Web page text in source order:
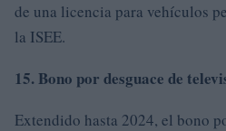
de una licencia para vehículos
la ISEE.
15. Bono por desguace de
Extendido hasta 2024, el bono